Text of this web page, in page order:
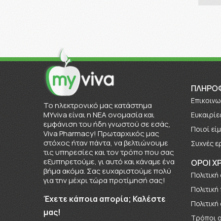
To ηλεκτρονικό μας κατάστημα
MYviva είναι η ΝΕΑ ονομασία και
εμφάνιση του ήδη γνωστού σε εσάς,
Viva Pharmacy! Πρωταρχικός μας
στόχος ήταν πάντα, να βελτιώνουμε
τις υπηρεσίες και τον τρόπο που σας
εξυπηρετούμε, γι αυτό και κάναμε ένα
βήμα ακόμα. Σας ευχαριστούμε πολύ
για την μέχρι τώρα προτίμησή σας!
Έχετε κάποια απορία; Καλέστε
μας!
Πoιοί
Συχνές
ΟΡΟΙ
Τρόποι